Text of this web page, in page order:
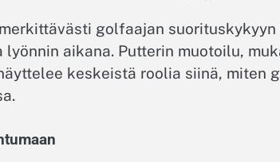
golfaajan
aikana. Putterin muotoilu,
keskeistä roolia siinä, miten